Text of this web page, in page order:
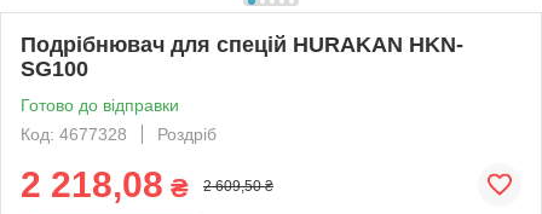
Подрібнювач для спецій HURAKAN HKN-
SG100
Готово до відправки
Код: 4677328
Роздріб
2 218,08 ₴ 2 609,50 ₴